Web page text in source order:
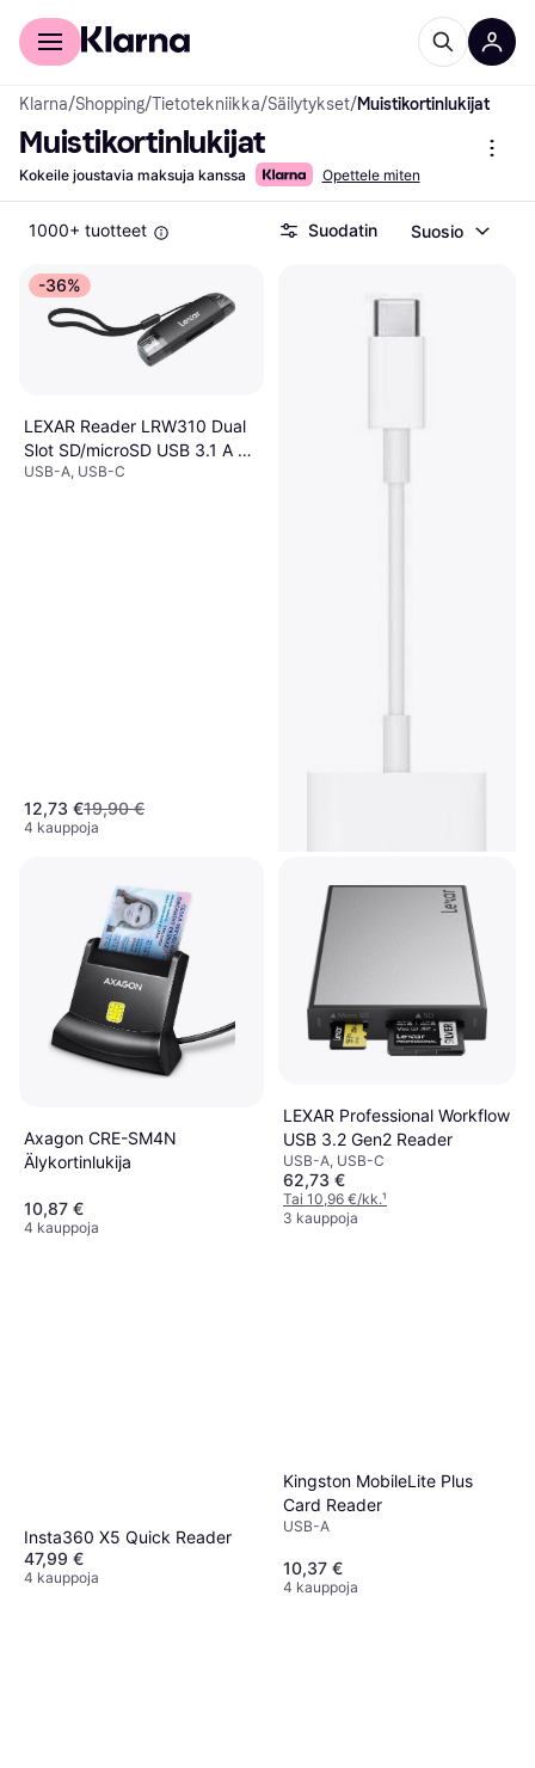
Kuluttajille
Klarna/Shopping/Tietotekniikka/Säilytykset/Muistikortinlukijat
Muistikortinlukijat
Kokeile joustavia maksuja kanssa Opettele miten
1000+ tuotteet Suodatin Suosio
-36%
LEXAR Reader LRW310 Dual
Slot SD/microSD USB 3.1 A +
C
USB-A, USB-C
12,73 €19,90 €
4 kauppoja
Reader
USB-C
43,71 €
Tai 7,64 €/kk.
3 kauppoja
Axagon CRE-SM4N
Älykortinlukija
10,87 €
4 kauppoja
LEXAR Professional Workflow
USB 3.2 Gen2 Reader
USB-A, USB-C
62,73 €
Tai 10,96 €/kk.¹
3 kauppoja
Insta360 X5 Quick Reader
47,99 €
4 kauppoja
Kingston MobileLite Plus
Card Reader
USB-A
10,37 €
4 kauppoja